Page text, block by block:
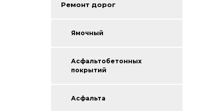
Ремонт дорог
Ямочный
Асфальтобетонных
покрытий
Асфальта